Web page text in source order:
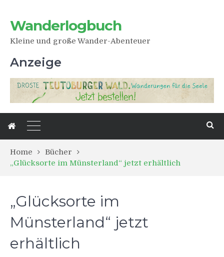
Wanderlogbuch
Kleine und große Wander-Abenteuer
Anzeige
Home
Bücher
„Glücksorte im Münsterland“ jetzt erhältlich
„Glücksorte im
Münsterland“ jetzt
erhältlich